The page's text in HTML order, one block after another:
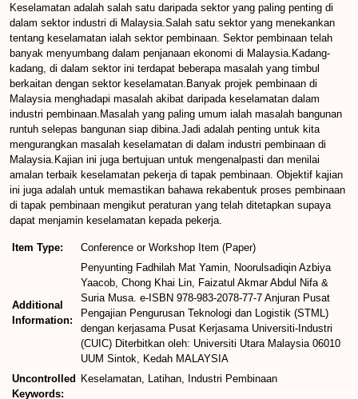
Keselamatan adalah salah satu daripada sektor yang paling penting di
dalam sektor industri di Malaysia.Salah satu sektor yang menekankan
tentang keselamatan ialah sektor pembinaan. Sektor pembinaan telah
banyak menyumbang dalam penjanaan ekonomi di Malaysia.Kadang-
kadang, di dalam sektor ini terdapat beberapa masalah yang timbul
berkaitan dengan sektor keselamatan.Banyak projek pembinaan di
Malaysia menghadapi masalah akibat daripada keselamatan dalam
industri pembinaan.Masalah yang paling umum ialah masalah bangunan
runtuh selepas bangunan siap dibina.Jadi adalah penting untuk kita
mengurangkan masalah keselamatan di dalam industri pembinaan di
Malaysia.Kajian ini juga bertujuan untuk mengenalpasti dan menilai
amalan terbaik keselamatan pekerja di tapak pembinaan. Objektif kajian
ini juga adalah untuk memastikan bahawa rekabentuk proses pembinaan
di tapak pembinaan mengikut peraturan yang telah ditetapkan supaya
dapat menjamin keselamatan kepada pekerja.
Item Type: Conference or Workshop Item (Paper)
Additional
Information:
Penyunting Fadhilah Mat Yamin, Noorulsadiqin Azbiya
Yaacob, Chong Khai Lin, Faizatul Akmar Abdul Nifa &
Suria Musa. e-ISBN 978-983-2078-77-7 Anjuran Pusat
Pengajian Pengurusan Teknologi dan Logistik (STML)
dengan kerjasama Pusat Kerjasama Universiti-Industri
(CUIC) Diterbitkan oleh: Universiti Utara Malaysia 06010
UUM Sintok, Kedah MALAYSIA
Uncontrolled
Keywords:
Keselamatan, Latihan, Industri Pembinaan